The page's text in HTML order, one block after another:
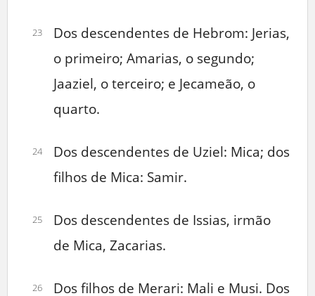
23
Dos descendentes de Hebrom: Jerias,
o primeiro; Amarias, o segundo;
Jaaziel, o terceiro; e Jecameão, o
quarto.
24
Dos descendentes de Uziel: Mica; dos
filhos de Mica: Samir.
25
Dos descendentes de Issias, irmão
de Mica, Zacarias.
26
Dos filhos de Merari: Mali e Musi. Dos